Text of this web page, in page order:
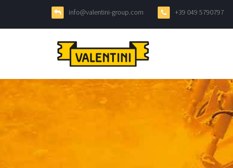
info@valentini-group.com +39 049 5790797